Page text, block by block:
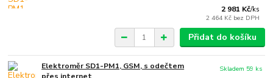
2 981 Kč/ks
2 464 Kč bez DPH
Přidat do košíku
Elektroměr SD1-PM1, GSM, s odečtem
Skladem 59 ks